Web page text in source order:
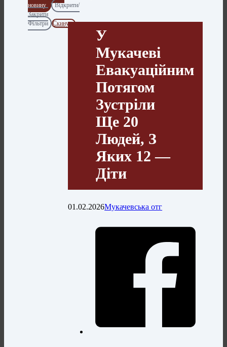
новину
Відкрити/
Закрити
Фільтри
Скинути
У
Мукачеві
Евакуаційним
Потягом
Зустріли
Ще 20
Людей, З
Яких 12 —
Діти
01.02.2026Мукачевська отг